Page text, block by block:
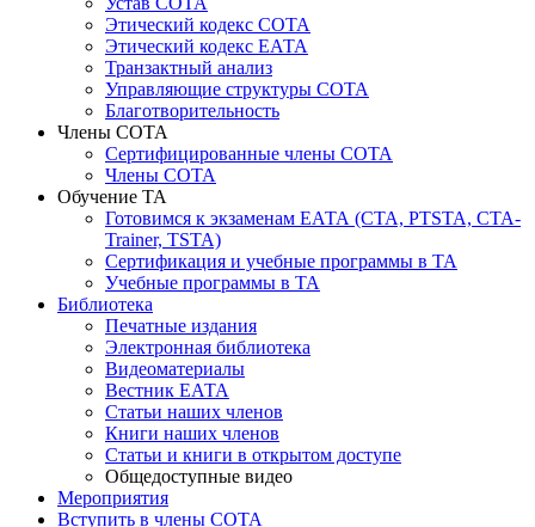
Этический кодекс СОТА
Этический кодекс ЕАТА
Транзактный анализ
Управляющие структуры СОТА
Благотворительность
Члены СОТА
Сертифицированные члены СОТА
Члены СОТА
Обучение ТА
Готовимся к экзаменам ЕАТА (СТА, PTSTA, СТА-
Trainer, TSTA)
Сертификация и учебные программы в ТА
Учебные программы в ТА
Библиотека
Печатные издания
Электронная библиотека
Видеоматериалы
Вестник ЕАТА
Статьи наших членов
Книги наших членов
Статьи и книги в открытом доступе
Общедоступные видео
Мероприятия
Вступить в члены СОТА